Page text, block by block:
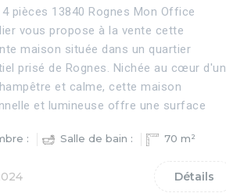
pièces 13840 Rognes Mon Office
vous propose à la vente cette
maison située dans un quartier
prisé de Rognes. Nichée au cœur d'un
et calme, cette maison
et lumineuse offre une surface
: Salle de bain : 70 m²
Détails